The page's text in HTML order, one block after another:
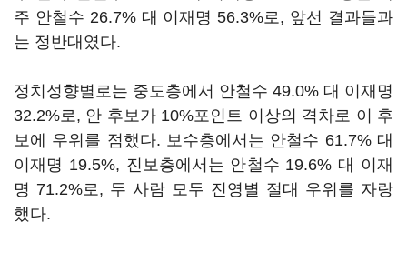
주 안철수 26.7% 대 이재명 56.3%로, 앞선 결과들과
는 정반대였다.
정치성향별로는 중도층에서 안철수 49.0% 대 이재명
32.2%로, 안 후보가 10%포인트 이상의 격차로 이 후
보에 우위를 점했다. 보수층에서는 안철수 61.7% 대
이재명 19.5%, 진보층에서는 안철수 19.6% 대 이재
명 71.2%로, 두 사람 모두 진영별 절대 우위를 자랑
했다.